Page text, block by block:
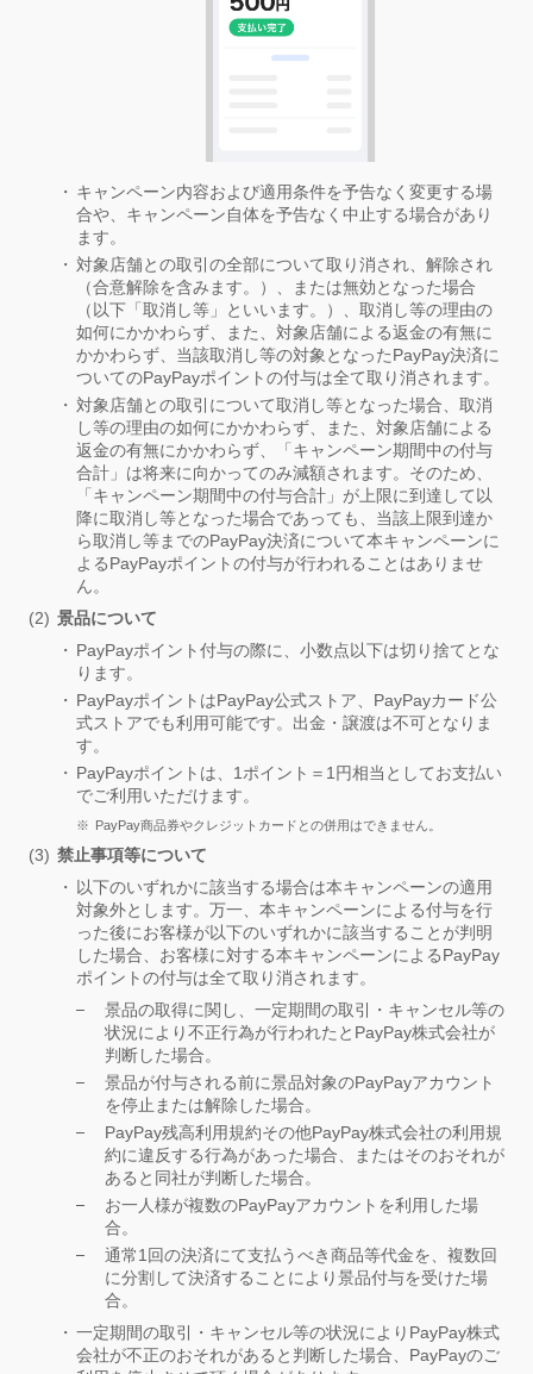
キャンペーン内容および適用条件を予告なく変更する場
合や、キャンペーン自体を予告なく中止する場合があり
ます。
対象店舗との取引の全部について取り消され、解除され
（合意解除を含みます。）、または無効となった場合
（以下「取消し等」といいます。）、取消し等の理由の
如何にかかわらず、また、対象店舗による返金の有無に
かかわらず、当該取消し等の対象となったPayPay決済に
ついてのPayPayポイントの付与は全て取り消されます。
対象店舗との取引について取消し等となった場合、取消
し等の理由の如何にかかわらず、また、対象店舗による
返金の有無にかかわらず、「キャンペーン期間中の付与
合計」は将来に向かってのみ減額されます。そのため、
「キャンペーン期間中の付与合計」が上限に到達して以
降に取消し等となった場合であっても、当該上限到達か
ら取消し等までのPayPay決済について本キャンペーンに
よるPayPayポイントの付与が行われることはありませ
ん。
景品について
PayPayポイント付与の際に、小数点以下は切り捨てとな
ります。
PayPayポイントはPayPay公式ストア、PayPayカード公
式ストアでも利用可能です。出金・譲渡は不可となりま
す。
PayPayポイントは、1ポイント＝1円相当としてお支払い
でご利用いただけます。
PayPay商品券やクレジットカードとの併用はできません。
禁止事項等について
以下のいずれかに該当する場合は本キャンペーンの適用
対象外とします。万一、本キャンペーンによる付与を行
った後にお客様が以下のいずれかに該当することが判明
した場合、お客様に対する本キャンペーンによるPayPay
ポイントの付与は全て取り消されます。
景品の取得に関し、一定期間の取引・キャンセル等の
状況により不正行為が行われたとPayPay株式会社が
判断した場合。
景品が付与される前に景品対象のPayPayアカウント
を停止または解除した場合。
PayPay残高利用規約その他PayPay株式会社の利用規
約に違反する行為があった場合、またはそのおそれが
あると同社が判断した場合。
お一人様が複数のPayPayアカウントを利用した場
合。
通常1回の決済にて支払うべき商品等代金を、複数回
に分割して決済することにより景品付与を受けた場
合。
一定期間の取引・キャンセル等の状況によりPayPay株式
会社が不正のおそれがあると判断した場合、PayPayのご